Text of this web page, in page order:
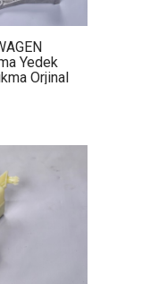
Yedek
Orjinal
Karter